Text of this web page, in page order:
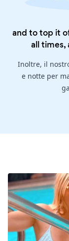
and to top it
all times,
Inoltre, il
e notte per